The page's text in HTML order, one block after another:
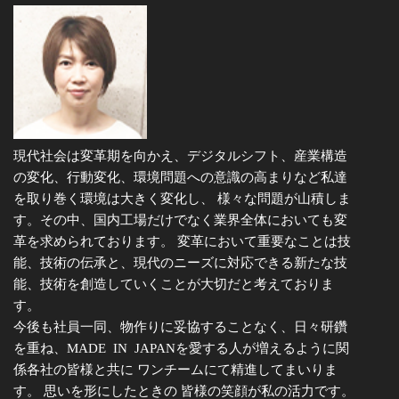
現代社会は変革期を向かえ、デジタルシフト、産業構造
の変化、行動変化、環境問題への意識の高まりなど私達
を取り巻く環境は大きく変化し、 様々な問題が山積しま
す。その中、国内工場だけでなく業界全体においても変
革を求められております。 変革において重要なことは技
能、技術の伝承と、現代のニーズに対応できる新たな技
能、技術を創造していくことが大切だと考えておりま
す。
今後も社員一同、物作りに妥協することなく、日々研鑽
を重ね、MADE IN JAPANを愛する人が増えるように関
係各社の皆様と共に ワンチームにて精進してまいりま
す。 思いを形にしたときの 皆様の笑顔が私の活力です。